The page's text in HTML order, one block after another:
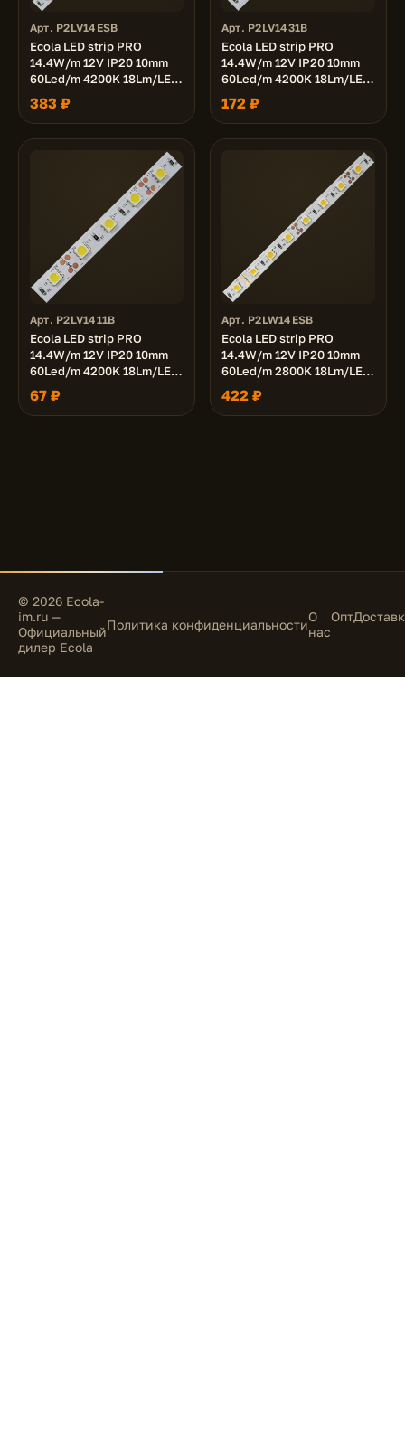
Арт. P2LV14ESB
Ecola LED strip PRO
14.4W/m 12V IP20 10mm
60Led/m 4200K 18Lm/LED
1080Lm/m светодиодная
лента на катушке 5м.
383 ₽
Арт. P2LV1431B
Ecola LED strip PRO
14.4W/m 12V IP20 10mm
60Led/m 4200K 18Lm/LED
1080Lm/m светодиодная
лента на катушке 3м.
172 ₽
Арт. P2LV1411B
Ecola LED strip PRO
14.4W/m 12V IP20 10mm
60Led/m 4200K 18Lm/LED
1080Lm/m светодиодная
лента 1м.
67 ₽
Арт. P2LW14ESB
Ecola LED strip PRO
14.4W/m 12V IP20 10mm
60Led/m 2800K 18Lm/LED
1080Lm/m светодиодная
лента на катушке 5м.
422 ₽
© 2026 Ecola-
im.ru —
Официальный
дилер Ecola
Политика конфиденциальностиО
нас
Опт